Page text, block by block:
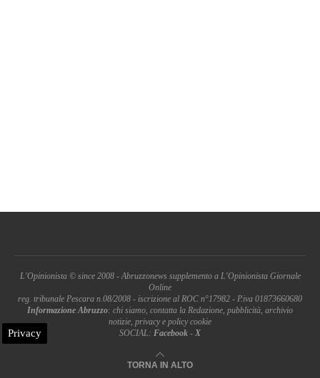
L'Opinionista © since 2008 - Abruzzonews supplemento a L'Opinionista Giornale
Online
reg. tribunale Pescara n.08/2008 - iscrizione al ROC n°17982 - P.iva 01873660680
Informazione Abruzzo: chi siamo, contatta la Redazione, pubblicità, archivio
notizie, privacy e policy cookie
SOCIAL: Facebook - X
Privacy
TORNA IN ALTO